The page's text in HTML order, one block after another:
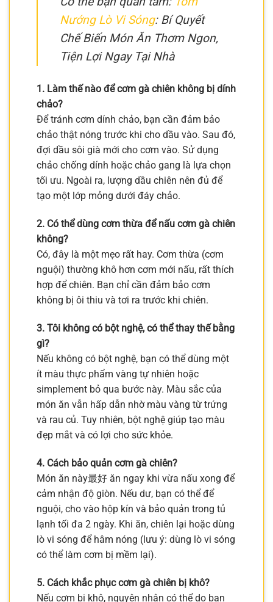
Nướng Lò Vi Sóng: Bí Quyết
Chế Biến Món Ăn Thơm Ngon,
Tiện Lợi Ngay Tại Nhà
1. Làm thế nào để cơm gà chiên không bị dính
chảo?
Để tránh cơm dính chảo, bạn cần đảm bảo
chảo thật nóng trước khi cho dầu vào. Sau đó,
đợi dầu sôi già mới cho cơm vào. Sử dụng
chảo chống dính hoặc chảo gang là lựa chọn
tối ưu. Ngoài ra, lượng dầu chiên nên đủ để
tạo một lớp mỏng dưới đáy chảo.
2. Có thể dùng cơm thừa để nấu cơm gà chiên
không?
Có, đây là một mẹo rất hay. Cơm thừa (cơm
nguội) thường khô hơn cơm mới nấu, rất thích
hợp để chiên. Bạn chỉ cần đảm bảo cơm
không bị ôi thiu và tơi ra trước khi chiên.
3. Tôi không có bột nghệ, có thể thay thế bằng
gì?
Nếu không có bột nghệ, bạn có thể dùng một
ít màu thực phẩm vàng tự nhiên hoặc
simplement bỏ qua bước này. Màu sắc của
món ăn vẫn hấp dẫn nhờ màu vàng từ trứng
và rau củ. Tuy nhiên, bột nghệ giúp tạo màu
đẹp mắt và có lợi cho sức khỏe.
4. Cách bảo quản cơm gà chiên?
Món ăn này最好 ăn ngay khi vừa nấu xong để
cảm nhận độ giòn. Nếu dư, bạn có thể để
nguội, cho vào hộp kín và bảo quản trong tủ
lạnh tối đa 2 ngày. Khi ăn, chiên lại hoặc dùng
lò vi sóng để hâm nóng (lưu ý: dùng lò vi sóng
có thể làm cơm bị mềm lại).
5. Cách khắc phục cơm gà chiên bị khô?
Nếu cơm bị khô, nguyên nhân có thể do bạn